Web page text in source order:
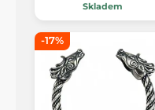
Skladem
-17%